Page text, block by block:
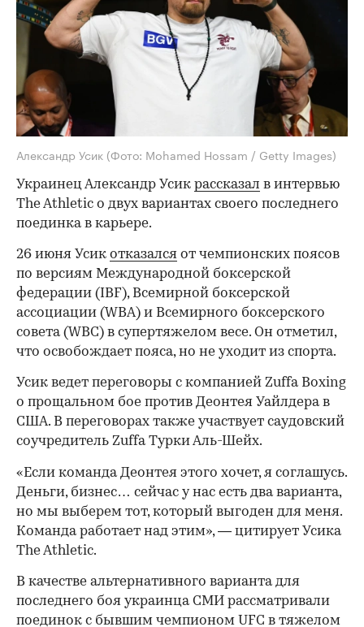
Александр Усик (Фото: Mohamed Hossam / Getty Images)
Украинец Александр Усик рассказал в интервью
The Athletic о двух вариантах своего последнего
поединка в карьере.
26 июня Усик отказался от чемпионских поясов
по версиям Международной боксерской
федерации (IBF), Всемирной боксерской
ассоциации (WBA) и Всемирного боксерского
совета (WBC) в супертяжелом весе. Он отметил,
что освобождает пояса, но не уходит из спорта.
Усик ведет переговоры с компанией Zuffa Boxing
о прощальном бое против Деонтея Уайлдера в
США. В переговорах также участвует саудовский
соучредитель Zuffa Турки Аль-Шейх.
«Если команда Деонтея этого хочет, я соглашусь.
Деньги, бизнес… сейчас у нас есть два варианта,
но мы выберем тот, который выгоден для меня.
Команда работает над этим», — цитирует Усика
The Athletic.
В качестве альтернативного варианта для
последнего боя украинца СМИ рассматривали
поединок с бывшим чемпионом UFC в тяжелом